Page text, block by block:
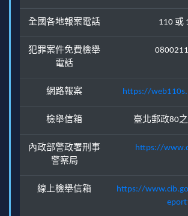
全國各地報案電話 110 或
犯罪案件免費檢舉
電話
網路報案 https://
檢舉信箱 臺北郵政80
內政部警政署刑事
警察局
https://
線上檢舉信箱
https://